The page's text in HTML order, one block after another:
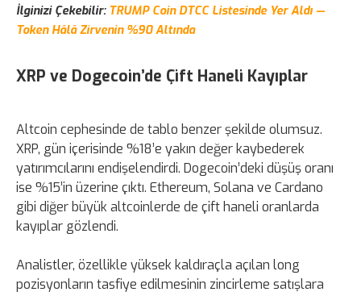
İlginizi Çekebilir: TRUMP Coin DTCC Listesinde Yer Aldı —
Token Hâlâ Zirvenin %90 Altında
XRP ve Dogecoin’de Çift Haneli Kayıplar
Altcoin cephesinde de tablo benzer şekilde olumsuz.
XRP, gün içerisinde %18’e yakın değer kaybederek
yatırımcılarını endişelendirdi. Dogecoin’deki düşüş oranı
ise %15’in üzerine çıktı. Ethereum, Solana ve Cardano
gibi diğer büyük altcoinlerde de çift haneli oranlarda
kayıplar gözlendi.
Analistler, özellikle yüksek kaldıraçla açılan long
pozisyonların tasfiye edilmesinin zincirleme satışlara